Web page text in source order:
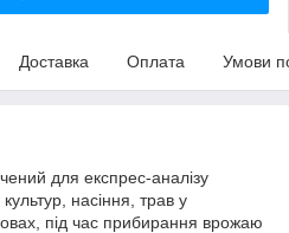
Доставка Оплата Умови
для експрес-аналізу
насіння, трав у
під час прибирання врожаю